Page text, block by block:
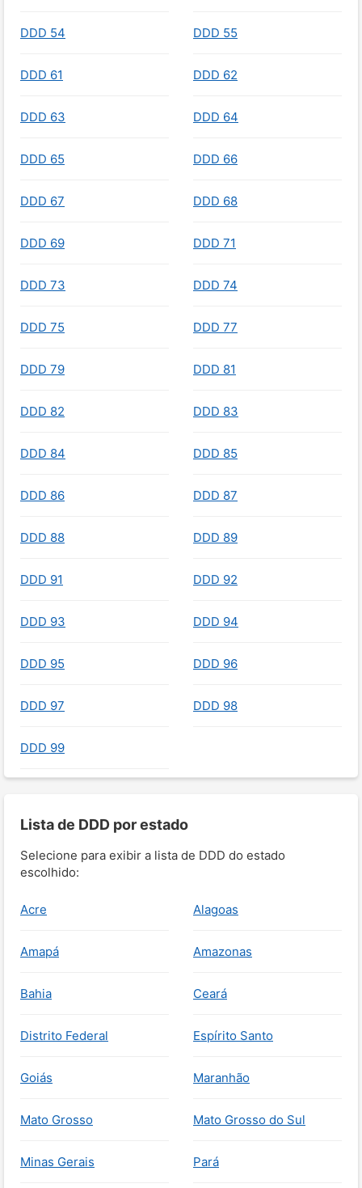
DDD 54 DDD 55
DDD 61 DDD 62
DDD 63 DDD 64
DDD 65 DDD 66
DDD 67 DDD 68
DDD 69 DDD 71
DDD 73 DDD 74
DDD 75 DDD 77
DDD 79 DDD 81
DDD 82 DDD 83
DDD 84 DDD 85
DDD 86 DDD 87
DDD 88 DDD 89
DDD 91 DDD 92
DDD 93 DDD 94
DDD 95 DDD 96
DDD 97 DDD 98
DDD 99
Lista de DDD por estado
Selecione para exibir a lista de DDD do estado
escolhido:
Acre Alagoas
Amapá Amazonas
Bahia Ceará
Distrito Federal Espírito Santo
Goiás Maranhão
Mato Grosso Mato Grosso do Sul
Minas Gerais Pará